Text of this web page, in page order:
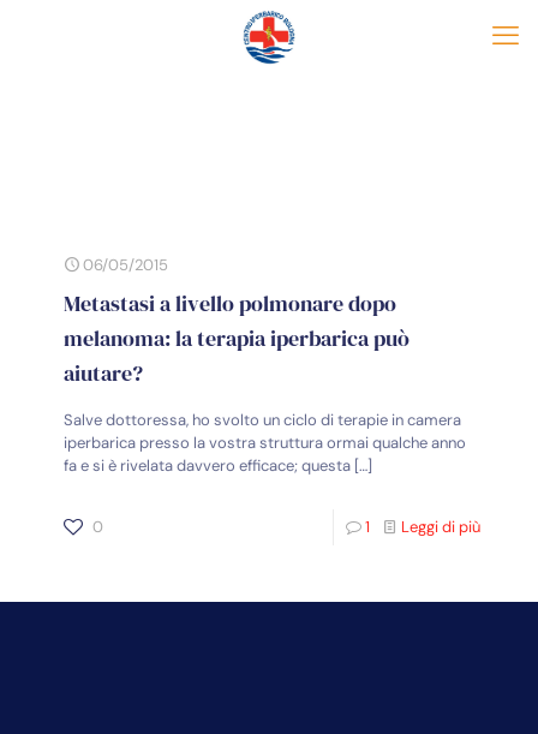
06/05/2015
Metastasi a livello polmonare dopo
melanoma: la terapia iperbarica può
aiutare?
Salve dottoressa, ho svolto un ciclo di terapie in camera
iperbarica presso la vostra struttura ormai qualche anno
fa e si è rivelata davvero efficace; questa […]
0 1 Leggi di più